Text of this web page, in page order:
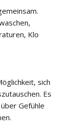
Klo
sich
Es
Gefühle